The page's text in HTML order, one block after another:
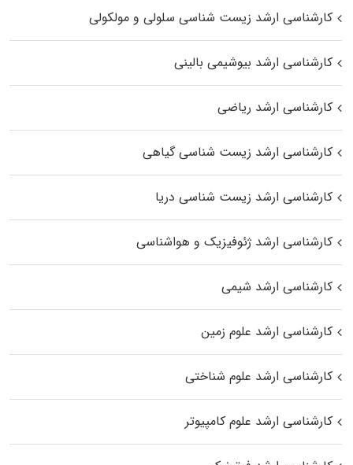
کارشناسی ارشد زیست شناسی سلولی و مولکولی
کارشناسی ارشد بیوشیمی بالینی
کارشناسی ارشد ریاضی
کارشناسی ارشد زیست‌ شناسی گیاهی
کارشناسی ارشد زیست‌ شناسی دریا
کارشناسی ارشد ژئوفیزیک و هواشناسی
کارشناسی ارشد شیمی
کارشناسی ارشد علوم زمین
کارشناسی ارشد علوم شناختی
کارشناسی ارشد علوم کامپیوتر